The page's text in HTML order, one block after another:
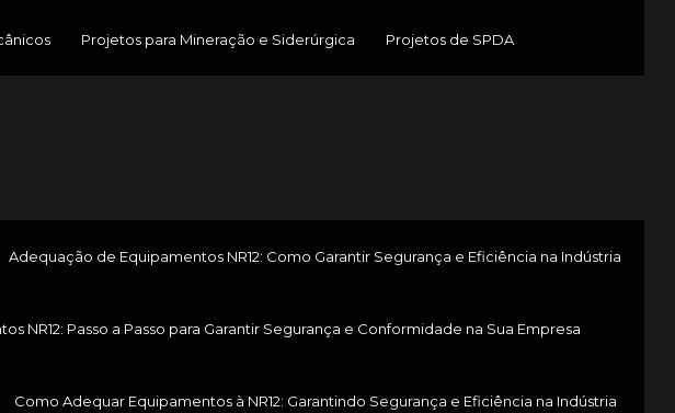
Projetos para Mineração e Siderúrgica Projetos de SPDA
Adequação de Equipamentos NR12: Como Garantir Segurança e Eficiência na Indústria
NR12: Passo a Passo para Garantir Segurança e Conformidade na Sua Empresa
Como Adequar Equipamentos à NR12: Garantindo Segurança e Eficiência na Indústria